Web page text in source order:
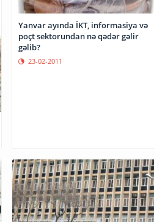
Yanvar ayında İKT, informasiya və
poçt sektorundan nə qədər gəlir
gəlib?
23-02-2011